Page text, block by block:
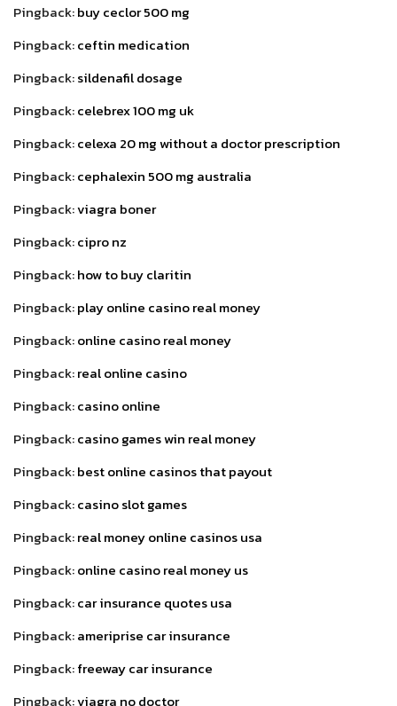
Pingback:buy ceclor 500 mg
Pingback:ceftin medication
Pingback:sildenafil dosage
Pingback:celebrex 100 mg uk
Pingback:celexa 20 mg without a doctor prescription
Pingback:cephalexin 500 mg australia
Pingback:viagra boner
Pingback:cipro nz
Pingback:how to buy claritin
Pingback:play online casino real money
Pingback:online casino real money
Pingback:real online casino
Pingback:casino online
Pingback:casino games win real money
Pingback:best online casinos that payout
Pingback:casino slot games
Pingback:real money online casinos usa
Pingback:online casino real money us
Pingback:car insurance quotes usa
Pingback:ameriprise car insurance
Pingback:freeway car insurance
Pingback:viagra no doctor